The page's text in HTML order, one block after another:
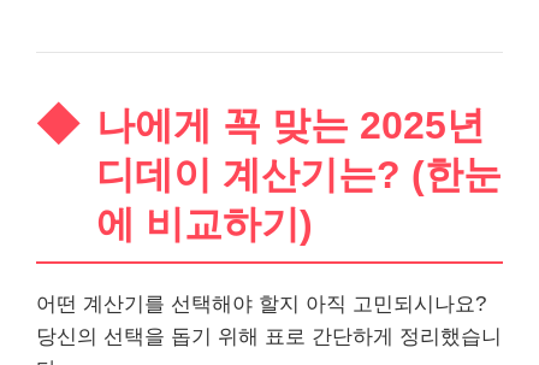
나에게 꼭 맞는 2025년
디데이 계산기는? (한눈
에 비교하기)
어떤 계산기를 선택해야 할지 아직 고민되시나요?
당신의 선택을 돕기 위해 표로 간단하게 정리했습니